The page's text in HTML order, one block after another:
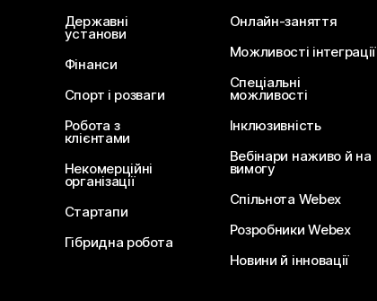
Державні
установи
Фінанси
Спорт і розваги
Робота з
клієнтами
Некомерційні
організації
Стартапи
Гібридна робота
Онлайн-заняття
Можливості інтеграції
Спеціальні
можливості
Інклюзивність
Вебінари наживо й на
вимогу
Спільнота Webex
Розробники Webex
Новини й інновації